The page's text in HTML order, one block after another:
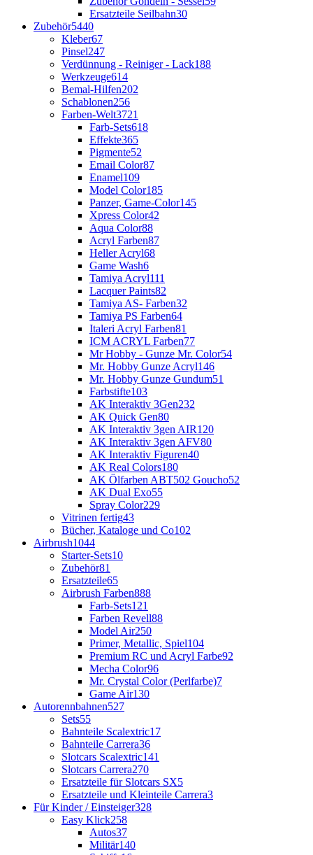
Ersatzteile Seilbahn30
Zubehör5440
Kleber67
Pinsel247
Verdünnung - Reiniger - Lack188
Werkzeuge614
Bemal-Hilfen202
Schablonen256
Farben-Welt3721
Farb-Sets618
Effekte365
Pigmente52
Email Color87
Enamel109
Model Color185
Panzer, Game-Color145
Xpress Color42
Aqua Color88
Acryl Farben87
Heller Acryl68
Game Wash6
Tamiya Acryl111
Lacquer Paints82
Tamiya AS- Farben32
Tamiya PS Farben64
Italeri Acryl Farben81
ICM ACRYL Farben77
Mr Hobby - Gunze Mr. Color54
Mr. Hobby Gunze Acryl146
Mr. Hobby Gunze Gundum51
Farbstifte103
AK Interaktiv 3Gen232
AK Quick Gen80
AK Interaktiv 3gen AIR120
AK Interaktiv 3gen AFV80
AK Interaktiv Figuren40
AK Real Colors180
AK Ölfarben ABT502 Goucho52
AK Dual Exo55
Spray Color229
Vitrinen fertig43
Bücher, Kataloge und Co102
Airbrush1044
Starter-Sets10
Zubehör81
Ersatzteile65
Airbrush Farben888
Farb-Sets121
Farben Revell88
Model Air250
Primer, Metallic, Spiel104
Premium RC und Acryl Farbe92
Mecha Color96
Mr. Crystal Color (Perlfarbe)7
Game Air130
Autorennbahnen527
Sets55
Bahnteile Scalextric17
Bahnteile Carrera36
Slotcars Scalextric141
Slotcars Carrera270
Ersatzteile für Slotcars SX5
Ersatzteile und Kleinteile Carrera3
Für Kinder / Einsteiger328
Easy Klick258
Autos37
Militär140